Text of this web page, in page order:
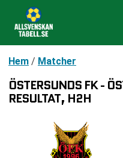
Hem / Matcher
ÖSTERSUNDS FK -
RESULTAT, H2H